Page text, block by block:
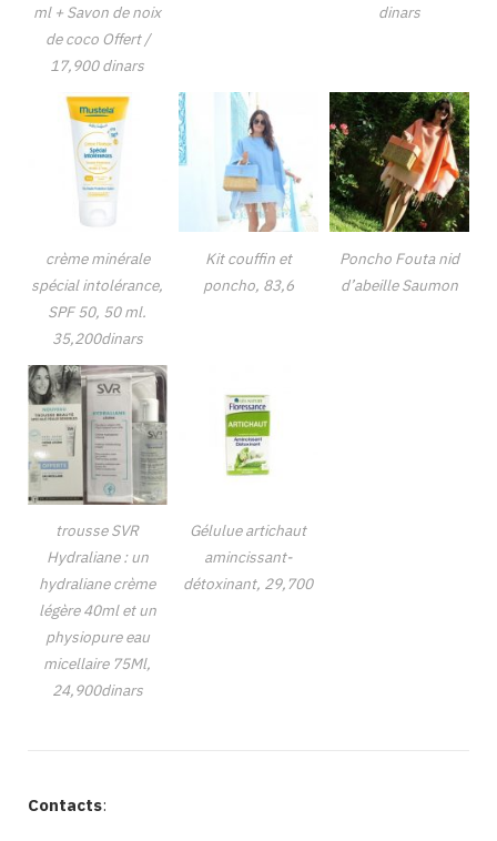
ml + Savon de noix
de coco Offert /
17,900 dinars
dinars
crème minérale
spécial intolérance,
SPF 50, 50 ml.
35,200dinars
Kit couffin et
poncho, 83,6
Poncho Fouta nid
d’abeille Saumon
trousse SVR
Hydraliane : un
hydraliane crème
légère 40ml et un
physiopure eau
micellaire 75Ml,
24,900dinars
Gélulue artichaut
amincissant-
détoxinant, 29,700
Contacts: